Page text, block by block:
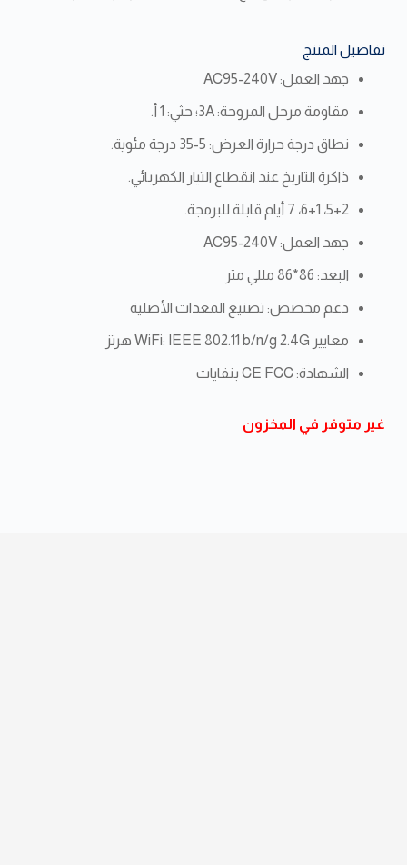
تفاصيل المنتج
جهد العمل: AC95-240V
مقاومة مرحل المروحة: 3A؛ حثي: 1 أ.
نطاق درجة حرارة العرض: 5-35 درجة مئوية.
ذاكرة التاريخ عند انقطاع التيار الكهربائي.
5+2، 6+1، 7 أيام قابلة للبرمجة.
جهد العمل: AC95-240V
البعد: 86*86 مللي متر
دعم مخصص: تصنيع المعدات الأصلية
معايير WiFi: IEEE 802.11 b/n/g 2.4G هرتز
الشهادة: CE FCC بنفايات
غير متوفر في المخزون